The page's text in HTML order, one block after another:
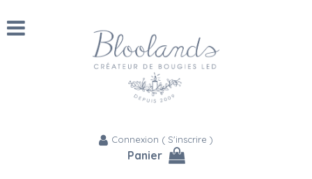
Connexion ( S'inscrire )
Panier